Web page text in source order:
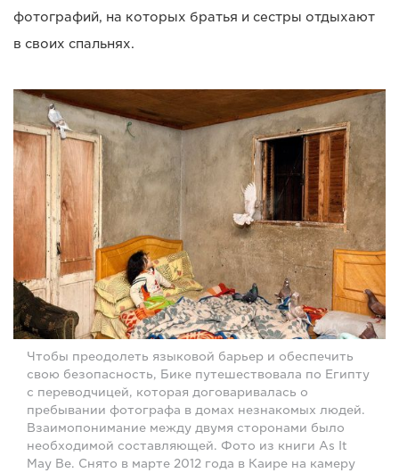
фотографий, на которых братья и сестры отдыхают
в своих спальнях.
Чтобы преодолеть языковой барьер и обеспечить
свою безопасность, Бике путешествовала по Египту
с переводчицей, которая договаривалась о
пребывании фотографа в домах незнакомых людей.
Взаимопонимание между двумя сторонами было
необходимой составляющей. Фото из книги As It
May Be. Снято в марте 2012 года в Каире на камеру